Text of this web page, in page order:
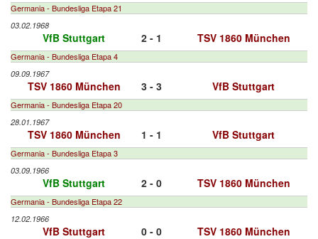
Germania - Bundesliga Etapa 21
03.02.1968
VfB Stuttgart 2 - 1 TSV 1860 München
Germania - Bundesliga Etapa 4
09.09.1967
TSV 1860 München 3 - 3 VfB Stuttgart
Germania - Bundesliga Etapa 20
28.01.1967
TSV 1860 München 1 - 1 VfB Stuttgart
Germania - Bundesliga Etapa 3
03.09.1966
VfB Stuttgart 2 - 0 TSV 1860 München
Germania - Bundesliga Etapa 22
12.02.1966
VfB Stuttgart 0 - 0 TSV 1860 München